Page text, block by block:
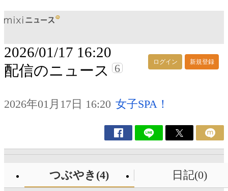
ログイン 新規登録
2026/01/17 16:20
配信のニュース
6
2026年01月17日 16:20 女子SPA！
つぶやき(4) 日記(0)